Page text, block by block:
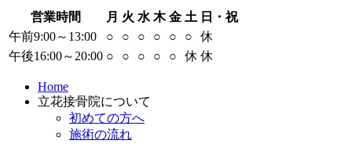
営業時間 月 火 水 木 金 土 日・祝
午前9:00～13:00
○ ○ ○ ○ ○ ○
休
午後16:00～20:00 ○ ○ ○ ○ ○ 休 休
Home
立花接骨院について
初めての方へ
施術の流れ